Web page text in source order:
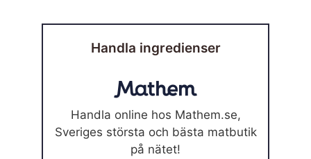
Handla ingredienser
Handla online hos Mathem.se,
Sveriges största och bästa matbutik
på nätet!